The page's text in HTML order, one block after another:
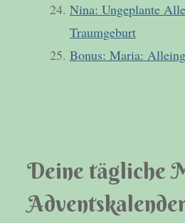
Nina: Ungeplante
Traumgeburt
Bonus: Maria:
Deine tägliche